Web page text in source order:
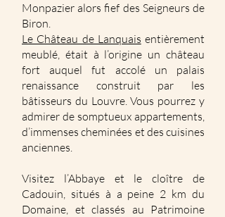
Monpazier alors fief des Seigneurs de
Biron.
Le Château de Lanquais entièrement
meublé, était à l’origine un château
fort auquel fut accolé un palais
renaissance construit par les
bâtisseurs du Louvre. Vous pourrez y
admirer de somptueux appartements,
d’immenses cheminées et des cuisines
anciennes.
Visitez l’Abbaye et le cloître de
Cadouin, situés à a peine 2 km du
Domaine, et classés au Patrimoine